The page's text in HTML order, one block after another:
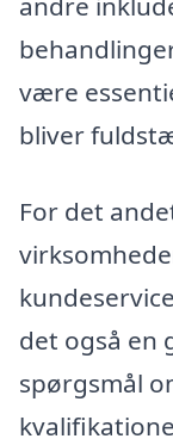
være
bliver
For det
det også en
spørgsmål